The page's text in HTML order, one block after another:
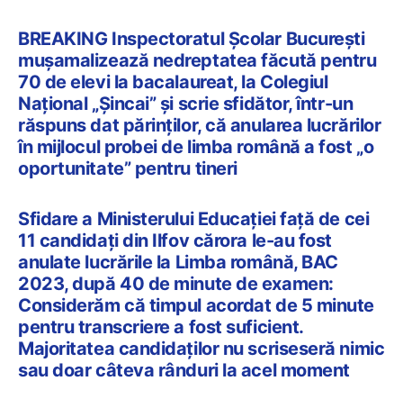
BREAKING Inspectoratul Școlar București
mușamalizează nedreptatea făcută pentru
70 de elevi la bacalaureat, la Colegiul
Național „Șincai” și scrie sfidător, într-un
răspuns dat părinților, că anularea lucrărilor
în mijlocul probei de limba română a fost „o
oportunitate” pentru tineri
Sfidare a Ministerului Educației față de cei
11 candidați din Ilfov cărora le-au fost
anulate lucrările la Limba română, BAC
2023, după 40 de minute de examen:
Considerăm că timpul acordat de 5 minute
pentru transcriere a fost suficient.
Majoritatea candidaților nu scriseseră nimic
sau doar câteva rânduri la acel moment